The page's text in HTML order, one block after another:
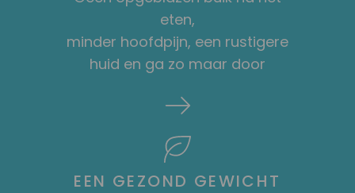
eten,
minder hoofdpijn, een rustigere
huid en ga zo maar door
EEN GEZOND GEWICHT